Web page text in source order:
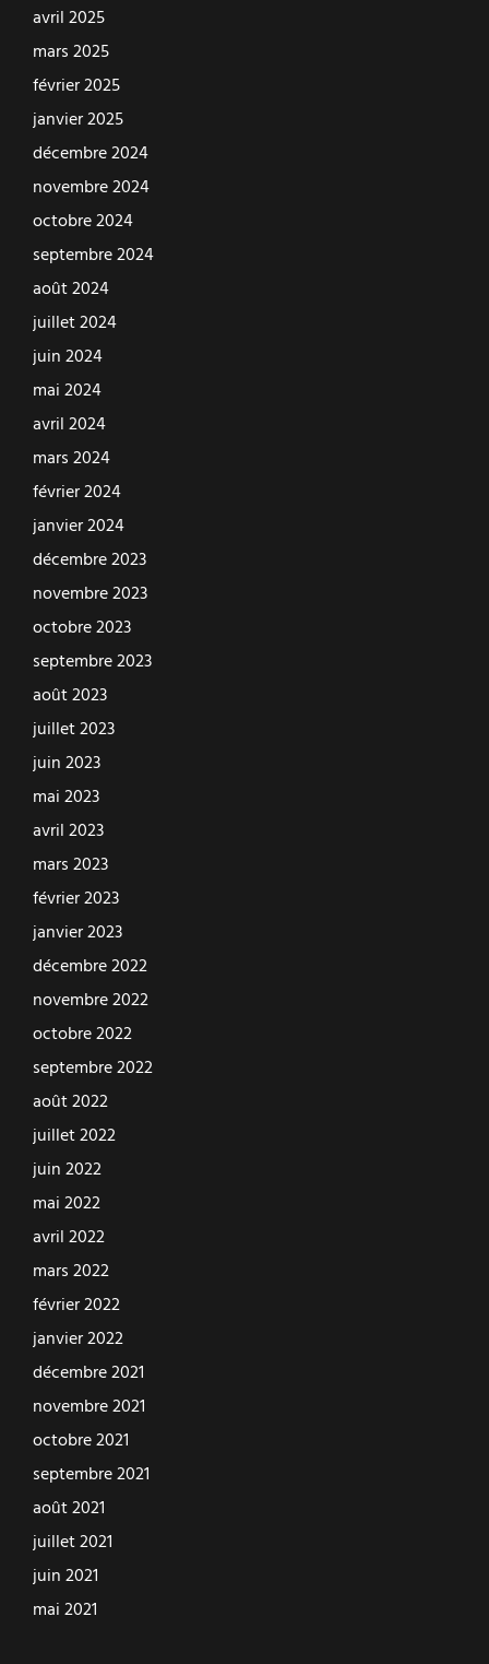
avril 2025
mars 2025
février 2025
janvier 2025
décembre 2024
novembre 2024
octobre 2024
septembre 2024
août 2024
juillet 2024
juin 2024
mai 2024
avril 2024
mars 2024
février 2024
janvier 2024
décembre 2023
novembre 2023
octobre 2023
septembre 2023
août 2023
juillet 2023
juin 2023
mai 2023
avril 2023
mars 2023
février 2023
janvier 2023
décembre 2022
novembre 2022
octobre 2022
septembre 2022
août 2022
juillet 2022
juin 2022
mai 2022
avril 2022
mars 2022
février 2022
janvier 2022
décembre 2021
novembre 2021
octobre 2021
septembre 2021
août 2021
juillet 2021
juin 2021
mai 2021